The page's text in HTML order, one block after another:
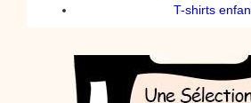
T-shirts